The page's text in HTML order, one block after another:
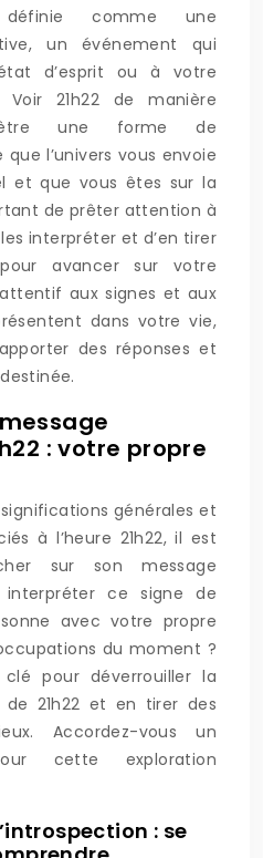
comme une
un événement qui
d’esprit ou à votre
Voir 21h22 de manière
une forme de
l’univers vous envoie
et que vous êtes sur la
de prêter attention à
interpréter et d’en tirer
avancer sur votre
aux signes et aux
dans votre vie,
des réponses et
: votre propre
générales et
à l’heure 21h22, il est
sur son message
interpréter ce signe de
avec votre propre
du moment ?
clé pour déverrouiller la
21h22 et en tirer des
Accordez-vous un
cette exploration
: se